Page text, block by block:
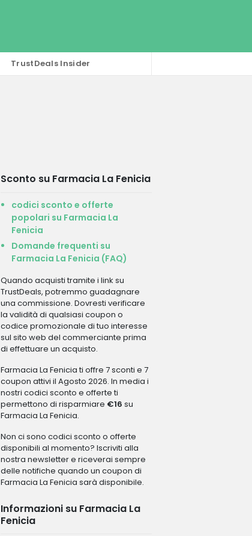
TrustDeals Insider
Sconto su Farmacia La Fenicia
codici sconto e offerte
popolari su Farmacia La
Fenicia
Domande frequenti su
Farmacia La Fenicia (FAQ)
Quando acquisti tramite i link su
TrustDeals, potremmo guadagnare
una commissione. Dovresti verificare
la validità di qualsiasi coupon o
codice promozionale di tuo interesse
sul sito web del commerciante prima
di effettuare un acquisto.
Farmacia La Fenicia ti offre 7 sconti e 7
coupon attivi il Agosto 2026. In media i
nostri codici sconto e offerte ti
permettono di risparmiare €16 su
Farmacia La Fenicia.
Non ci sono codici sconto o offerte
disponibili al momento? Iscriviti alla
nostra newsletter e riceverai sempre
delle notifiche quando un coupon di
Farmacia La Fenicia sarà disponibile.
Informazioni su Farmacia La
Fenicia